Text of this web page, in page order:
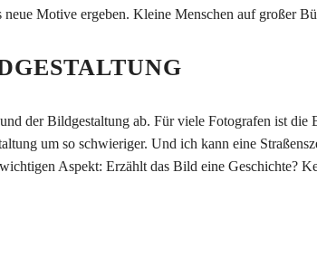
Motive ergeben. Kleine Menschen auf großer
der Bildgestaltung ab. Für viele Fotografen ist
um so schwieriger. Und ich kann eine
Aspekt: Erzählt das Bild eine Geschichte?